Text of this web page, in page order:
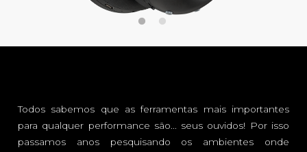
Todos sabemos que as ferramentas mais importantes
para qualquer performance são... seus ouvidos! Por isso
passamos anos pesquisando os ambientes onde